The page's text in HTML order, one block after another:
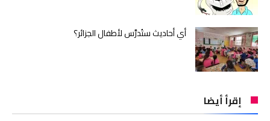
أي أحاديث ستُدرَّس لأطفال الجزائر؟
إقرأ أيضا